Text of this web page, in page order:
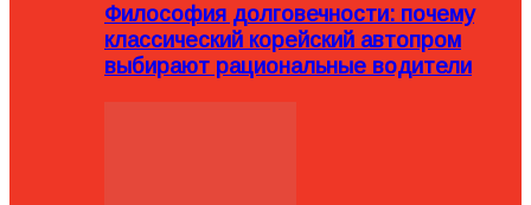
Философия долговечности: почему
классический корейский автопром
выбирают рациональные водители